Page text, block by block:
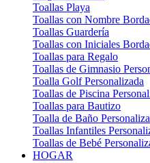
Toallas Playa
Toallas con Nombre
Toallas Guardería
Toallas con Iniciales
Toallas para Regalo
Toallas de Gimnasio
Toalla Golf Personalizada
Toallas de Piscina
Toallas para Bautizo
Toalla de Baño
Toallas Infantiles
Toallas de Bebé
HOGAR